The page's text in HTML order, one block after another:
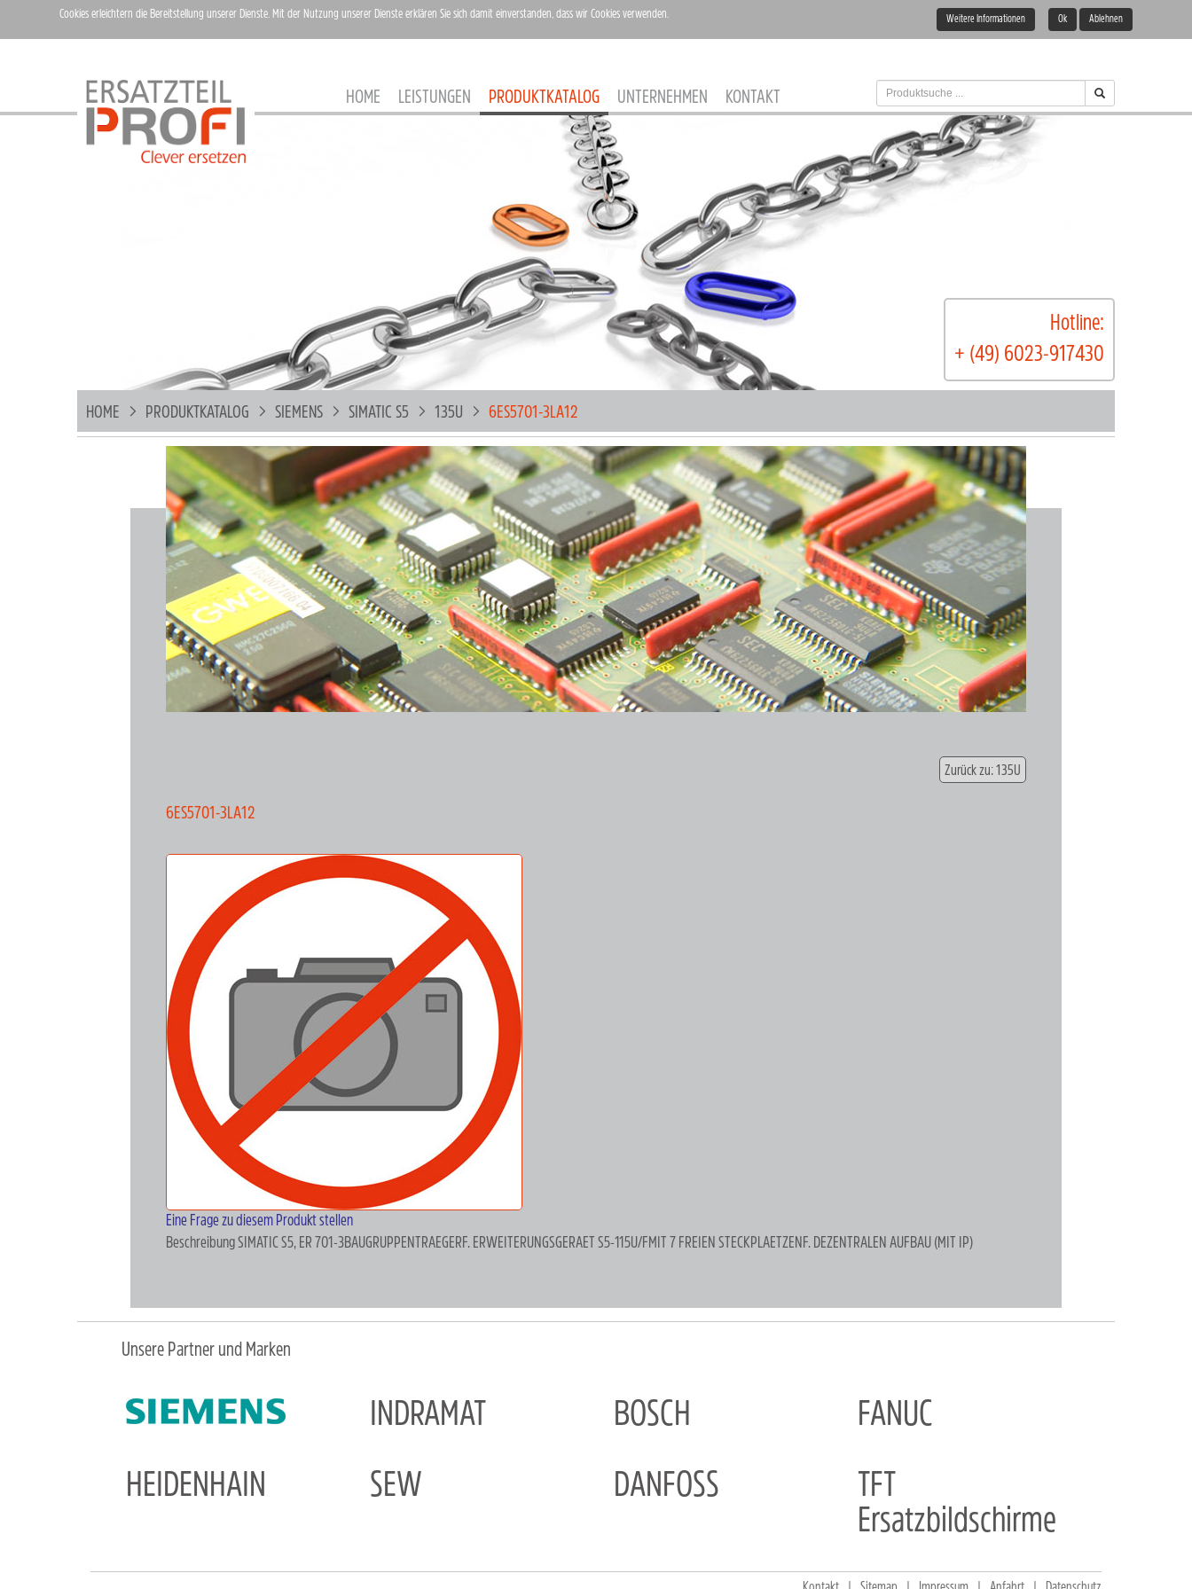
HOME LEISTUNGEN PRODUKTKATALOG UNTERNEHMEN KONTAKT
Hotline:
+ (49) 6023-917430
HOME PRODUKTKATALOG SIEMENS SIMATIC S5 135U 6ES5701-3LA12
Zurück zu: 135U
6ES5701-3LA12
Eine Frage zu diesem Produkt stellen
BeschreibungSIMATIC S5, ER 701-3BAUGRUPPENTRAEGERF. ERWEITERUNGSGERAET S5-115U/FMIT 7 FREIEN STECKPLAETZENF. DEZENTRALEN AUFBAU (MIT IP)
Unsere Partner und Marken
INDRAMAT BOSCH
FANUC
HEIDENHAIN
SEW DANFOSS
TFT
Ersatzbildschirme
Cookies erleichtern die Bereitstellung unserer Dienste. Mit der Nutzung unserer Dienste erklären Sie sich damit einverstanden, dass wir Cookies verwenden. Weitere Informationen Ok Ablehnen